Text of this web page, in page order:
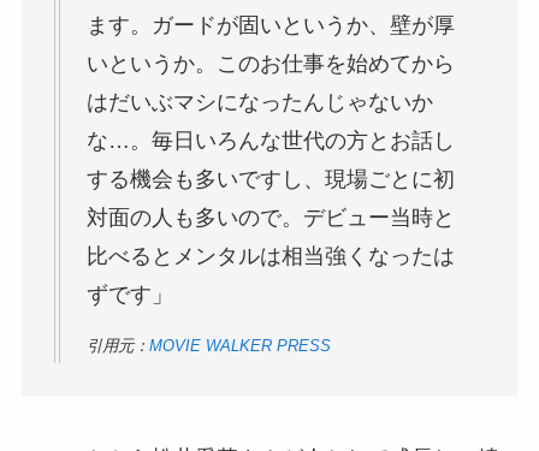
ます。ガードが固いというか、壁が厚
いというか。このお仕事を始めてから
はだいぶマシになったんじゃないか
な…。毎日いろんな世代の方とお話し
する機会も多いですし、現場ごとに初
対面の人も多いので。デビュー当時と
比べるとメンタルは相当強くなったは
ずです」
引用元： MOVIE WALKER PRESS